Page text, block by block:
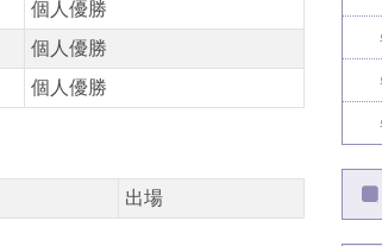
個人優勝
個人優勝
個人優勝
出場